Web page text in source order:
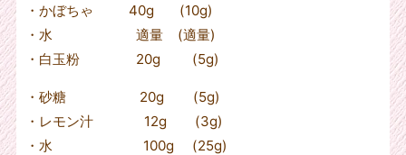
・かぼちゃ
40g (10g)
・水
適量 (適量)
・白玉粉
20g (5g)
・砂糖 20g
(5g)
・レモン汁 12g (3g)
・水 100g (25g)